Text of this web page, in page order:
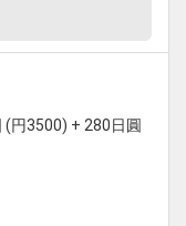
円3500) + 280日圓